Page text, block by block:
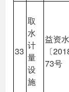
33
取
水
计
量
设
施
益资水
〔
73号